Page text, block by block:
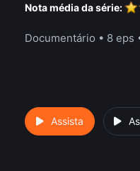
Nota média da série:
Documentário • 8 eps
Assista